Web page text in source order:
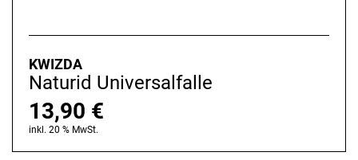
KWIZDA
Naturid Universalfalle
13,90 €
inkl. 20 % MwSt.